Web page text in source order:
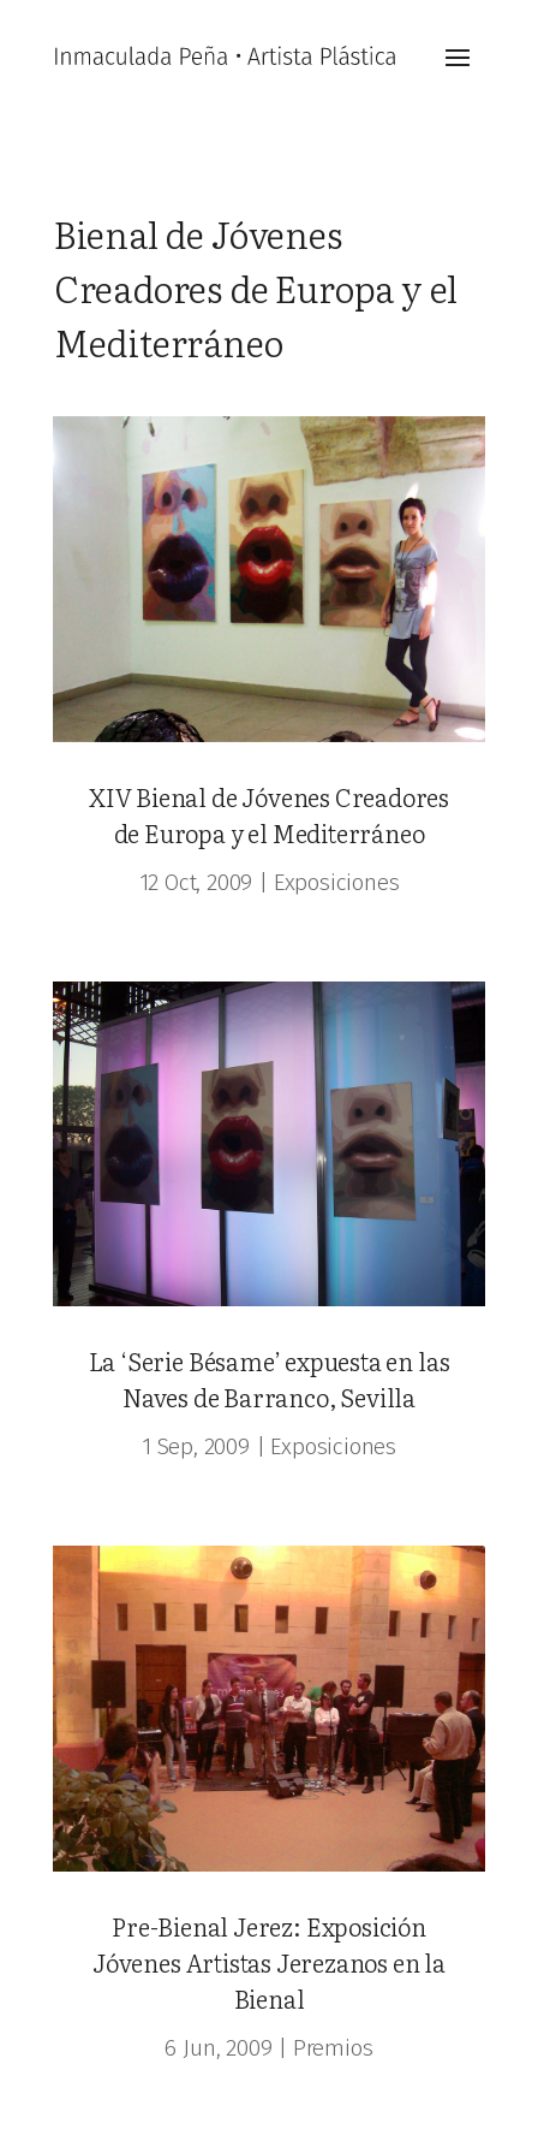
Bienal de Jóvenes
Creadores de Europa y el
Mediterráneo
XIV Bienal de Jóvenes Creadores
de Europa y el Mediterráneo
12 Oct, 2009 Exposiciones
La ‘Serie Bésame’ expuesta en las
Naves de Barranco, Sevilla
1 Sep, 2009 Exposiciones
Pre-Bienal Jerez: Exposición
Jóvenes Artistas Jerezanos en la
Bienal
6 Jun, 2009 Premios